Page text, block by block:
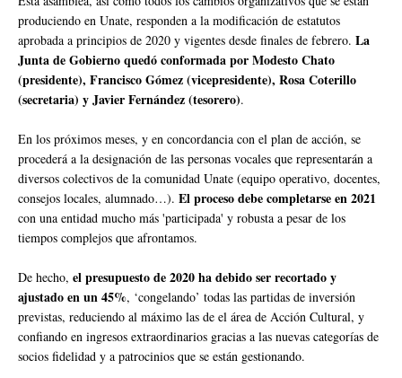
produciendo en Unate, responden a la modificación de estatutos
aprobada a principios de 2020 y vigentes desde finales de febrero. La
Junta de Gobierno quedó conformada por Modesto Chato
(presidente), Francisco Gómez (vicepresidente), Rosa Coterillo
(secretaria) y Javier Fernández (tesorero).
En los próximos meses, y en concordancia con el plan de acción, se
procederá a la designación de las personas vocales que representarán a
diversos colectivos de la comunidad Unate (equipo operativo, docentes,
consejos locales, alumnado…). El proceso debe completarse en 2021
con una entidad mucho más 'participada' y robusta a pesar de los
tiempos complejos que afrontamos.
De hecho, el presupuesto de 2020 ha debido ser recortado y
ajustado en un 45%, ‘congelando’ todas las partidas de inversión
previstas, reduciendo al máximo las de el área de Acción Cultural, y
confiando en ingresos extraordinarios gracias a las nuevas categorías de
socios fidelidad y a patrocinios que se están gestionando.